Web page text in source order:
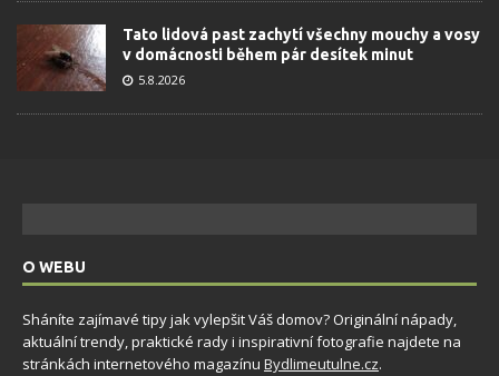
Tato lidová past zachytí všechny mouchy a vosy
v domácnosti během pár desítek minut
5.8.2026
O WEBU
Sháníte zajímavé tipy jak vylepšit Váš domov? Originální nápady,
aktuální trendy, praktické rady i inspirativní fotografie najdete na
stránkách internetového magazínu Bydlimeutulne.cz.